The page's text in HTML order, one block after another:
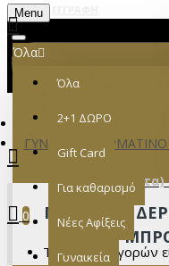
Menu
0
0
Το καλάθι αγορών
Όλα
Όλα
2+1 ΔΩΡΟ
Gift Card
Για καθαρισμό
Νέες Αφίξεις
Γυναικεία
ΓΥΝΑΙΚΕΙΟ
ΓΥΝΑΙΚΕΙΟ